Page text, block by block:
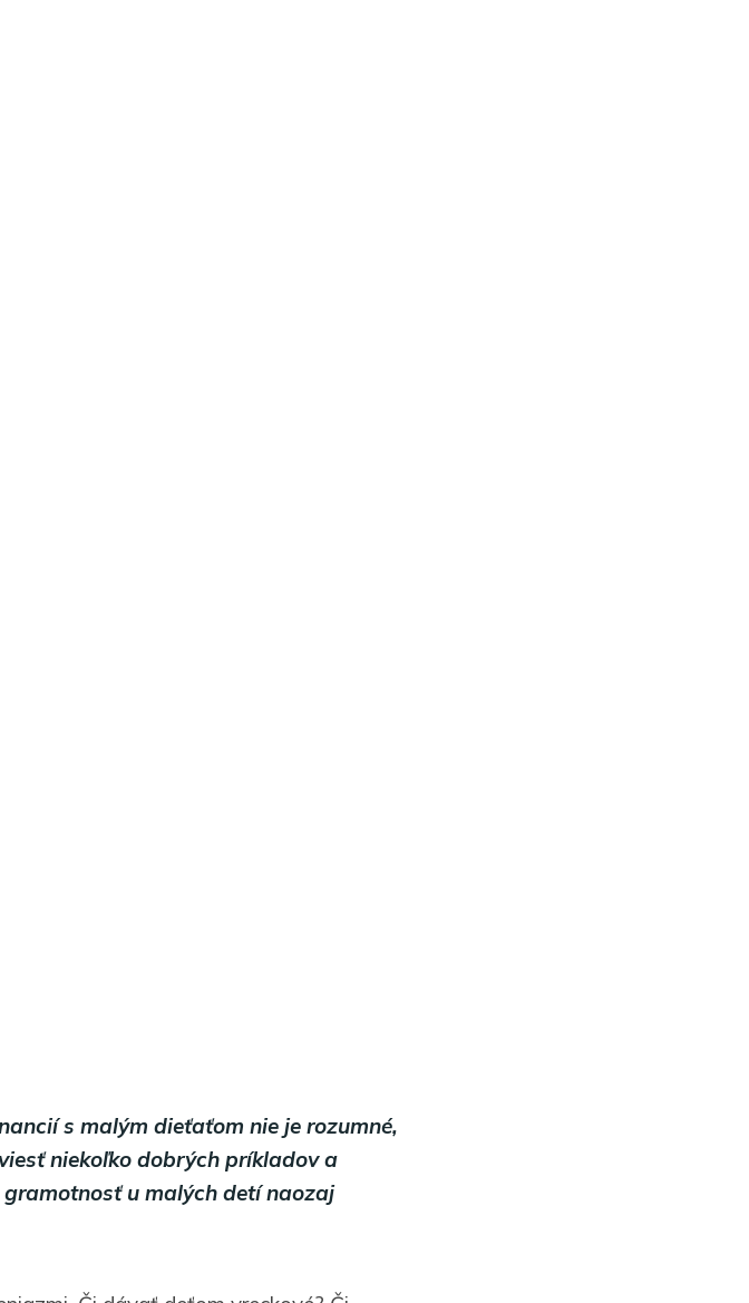
s malým dieťaťom nie je rozumné,
niekoľko dobrých príkladov a
u malých detí naozaj